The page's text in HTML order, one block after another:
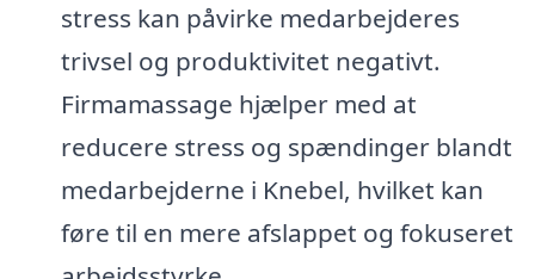
stress kan påvirke medarbejderes
trivsel og produktivitet negativt.
Firmamassage hjælper med at
reducere stress og spændinger blandt
medarbejderne i Knebel, hvilket kan
føre til en mere afslappet og fokuseret